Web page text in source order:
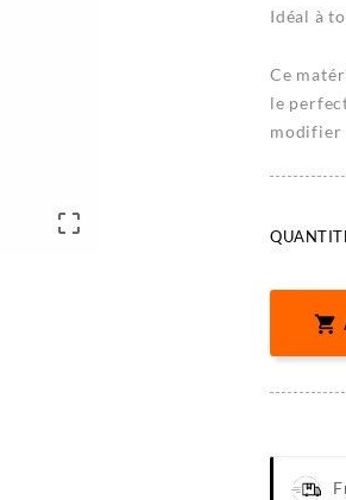

Idéal à
Ce
le
modifier
